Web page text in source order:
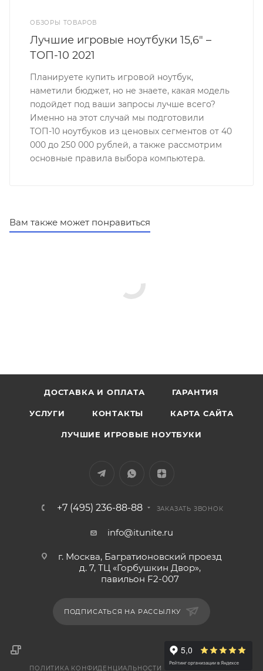
ОБЗОРЫ ТОВАРОВ
Лучшие игровые ноутбуки 15,6" –
ТОП-10 2021
Планируете купить игровой ноутбук,
наметили бюджет, но не знаете, какая модель
подойдет под ваши запросы лучше всего?
Именно на этот случай мы подготовили
ТОП-10 ноутбуков из ценовых сегментов от 40
000 до 250 000 рублей, а также рассмотрим
основные правила выбора компьютера.
Вам также может понравиться
ДОСТАВКА И ОПЛАТА ГАРАНТИЯ
УСЛУГИ КОНТАКТЫ КАРТА САЙТА
ЛУЧШИЕ ИГРОВЫЕ НОУТБУКИ
+7 (495) 236-88-88 ЗАКАЗАТЬ ЗВОНОК
info@itunite.ru
г. Москва, Багратионовский проезд
д. 7, ТЦ «Горбушкин Двор»,
павильон F2-007
ПОДПИСАТЬСЯ НА РАССЫЛКУ
ПОЛИТИКА КОНФИДЕНЦИАЛЬНОСТИ